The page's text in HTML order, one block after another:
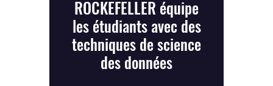
ROCKEFELLER équipe
les étudiants avec des
techniques de science
des données